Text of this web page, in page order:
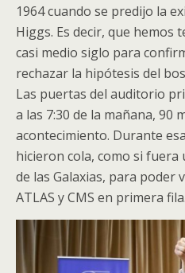
1964 cuando se predijo la
Higgs. Es decir, que hemos
casi medio siglo para
rechazar la hipótesis del
Las puertas del auditorio
a las 7:30 de la mañana, 90
acontecimiento. Durante
hicieron cola, como si fuera
de las Galaxias, para poder
ATLAS yCMS en primera fila.